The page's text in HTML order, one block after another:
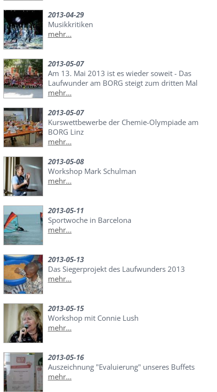
2013-04-29
Musikkritiken
mehr...
2013-05-07
Am 13. Mai 2013 ist es wieder soweit - Das
Laufwunder am BORG steigt zum dritten Mal
mehr...
2013-05-07
Kurswettbewerbe der Chemie-Olympiade am
BORG Linz
mehr...
2013-05-08
Workshop Mark Schulman
mehr...
2013-05-11
Sportwoche in Barcelona
mehr...
2013-05-13
Das Siegerprojekt des Laufwunders 2013
mehr...
2013-05-15
Workshop mit Connie Lush
mehr...
2013-05-16
Auszeichnung "Evaluierung" unseres Buffets
mehr...